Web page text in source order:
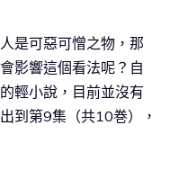
是可惡可憎之物，那
影響這個看法呢？自
輕小說，目前並沒有
到第9集（共10巻），